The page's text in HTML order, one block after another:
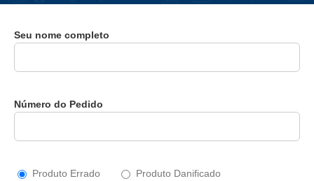
Seu nome completo
Número do Pedido
Produto Errado
Produto Danificado